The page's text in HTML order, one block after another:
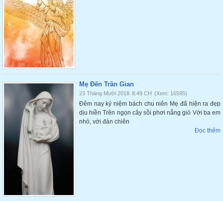
Mẹ Đến Trần Gian
23 Tháng Mười 2018 8:49 CH (Xem: 16595)
Đêm nay kỷ niệm bách chu niên Mẹ đã hiện ra đẹp
dịu hiền Trên ngọn cây sồi phơi nắng gió Với ba em
nhỏ, với đàn chiên
Đọc thêm